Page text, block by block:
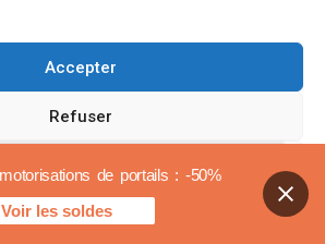
Accepter
Refuser
Voir les préférences
Juridische mededelingen
locatievan uw woning die
slecht weer zoals wind of regen,
het systeem beïnvloeden.
zijn speciaal ontworpen om
te weerstaan.
het belang van beveiliging .
de portails : -50%
Voir les soldes